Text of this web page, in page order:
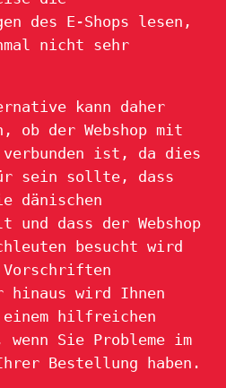
des E-Shops lesen,
nicht sehr
kann daher
ob der Webshop mit
verbunden ist, da dies
sein sollte, dass
dänischen
dass der Webshop
besucht wird
hinaus wird Ihnen
einem hilfreichen
wenn Sie Probleme im
Ihrer Bestellung haben.